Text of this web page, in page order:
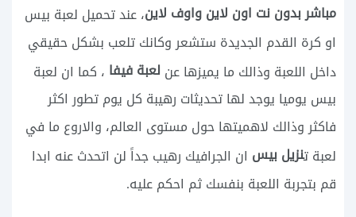
مباشر بدون نت اون لاين واوف لاين، عند تحميل لعبة بيس
او كرة القدم الجديدة ستشعر وكانك تلعب بشكل حقيقي
داخل اللعبة وذالك ما يميزها عن لعبة فيفا ، كما ان لعبة
بيس يوميا يوجد لها تحديثات رهيبة كل يوم تطور اكثر
فاكثر وذالك لاهميتها حول مستوى العالم، والاروع ما في
لعبة تنزيل بيس ان الجرافيك رهيب جداً لن اتحدث عنه ابدا
قم بتجربة اللعبة بنفسك ثم احكم عليه.